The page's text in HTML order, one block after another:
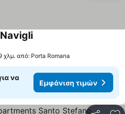
Εμφάνιση τιμών
χλμ. από: Porta Romana
να
Εμφάνιση τιμών